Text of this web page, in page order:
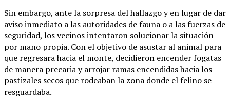
Sin embargo, ante la sorpresa del hallazgo y en lugar de dar
aviso inmediato a las autoridades de fauna o a las fuerzas de
seguridad, los vecinos intentaron solucionar la situación
por mano propia. Con el objetivo de asustar al animal para
que regresara hacia el monte, decidieron encender fogatas
de manera precaria y arrojar ramas encendidas hacia los
pastizales secos que rodeaban la zona donde el felino se
resguardaba.